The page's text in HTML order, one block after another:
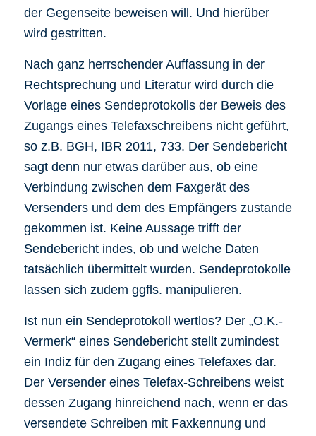
der Gegenseite beweisen will. Und hierüber
wird gestritten.
Nach ganz herrschender Auffassung in der
Rechtsprechung und Literatur wird durch die
Vorlage eines Sendeprotokolls der Beweis des
Zugangs eines Telefaxschreibens nicht geführt,
so z.B. BGH, IBR 2011, 733. Der Sendebericht
sagt denn nur etwas darüber aus, ob eine
Verbindung zwischen dem Faxgerät des
Versenders und dem des Empfängers zustande
gekommen ist. Keine Aussage trifft der
Sendebericht indes, ob und welche Daten
tatsächlich übermittelt wurden. Sendeprotokolle
lassen sich zudem ggfls. manipulieren.
Ist nun ein Sendeprotokoll wertlos? Der „O.K.-
Vermerk“ eines Sendebericht stellt zumindest
ein Indiz für den Zugang eines Telefaxes dar.
Der Versender eines Telefax-Schreibens weist
dessen Zugang hinreichend nach, wenn er das
versendete Schreiben mit Faxkennung und